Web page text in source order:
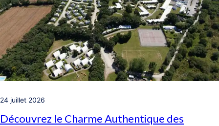
24 juillet 2026
Découvrez le Charme Authentique des